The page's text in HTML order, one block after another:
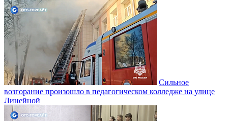
Сильное
возгорание произошло в педагогическом колледже на улице
Линейной